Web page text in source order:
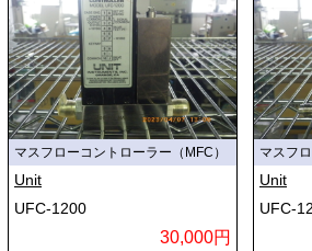
マスフローコントローラー（MFC）
Unit
UFC-1200
30,000円
マスフ
Unit
UFC-